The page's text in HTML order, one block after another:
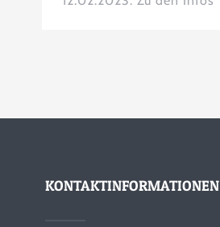
KONTAKTINFORMATIONEN